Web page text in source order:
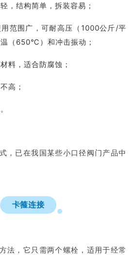
，结构简单，拆装容易；
范围广，可耐高压（1000公斤/平
（650℃）和冲击振动；
料，适合防腐蚀；
高；
，已在我国某些小口径阀门产品中
卡箍连接
法，它只需两个螺栓，适用于经常